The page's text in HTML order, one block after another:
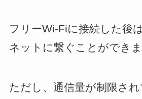
フリーWi-Fiに接続した後
ネットに繋ぐことができま
ただし、通信量が制限さ